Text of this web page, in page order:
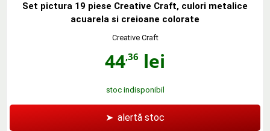
Set pictura 19 piese Creative Craft, culori metalice
acuarela si creioane colorate
Creative Craft
44,36 lei
stoc indisponibil
➤ alertă stoc